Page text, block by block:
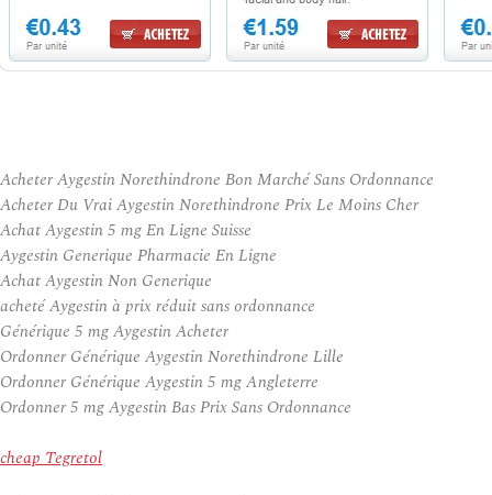
Acheter Aygestin Norethindrone Bon Marché Sans Ordonnance
Acheter Du Vrai Aygestin Norethindrone Prix Le Moins Cher
Achat Aygestin 5 mg En Ligne Suisse
Aygestin Generique Pharmacie En Ligne
Achat Aygestin Non Generique
acheté Aygestin à prix réduit sans ordonnance
Générique 5 mg Aygestin Acheter
Ordonner Générique Aygestin Norethindrone Lille
Ordonner Générique Aygestin 5 mg Angleterre
Ordonner 5 mg Aygestin Bas Prix Sans Ordonnance
cheap Tegretol